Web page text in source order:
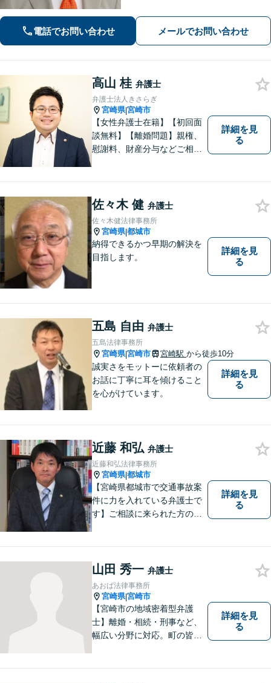
電話でお問い合わせ メールでお問い合わせ
高山 桂 弁護士
弁護士法人きさらぎ
宮崎県|宮崎市
【女性弁護士在籍】【初回面
談無料】【離婚問題】親権、
慰謝料、財産分与などご相談
Eやメールでの対応も可能です
【メガドンキ隣】
詳細を見
る
佐々木 健 弁護士
佐々木健法律事務所
宮崎県|都城市
納得できるかつ早期の解決を
目指します。
詳細を見
る
五島 自由 弁護士
五島法律事務所
宮崎県|宮崎市 宮崎駅 から徒歩10分
誠実さをモットーに依頼者の
お話に丁寧に耳を傾けること
を心がけています。
詳細を見
る
近藤 和弘 弁護士
近藤和弘法律事務所
宮崎県|都城市
【宮崎県都城市で交通事故案
件に力を入れている弁護士で
す】ご相談に来られた方の話
は，依頼者が希望されるベス
トな解決に至るよう最善を尽
くします。お気軽にご相談く
ださい。
詳細を見
る
山田 秀一 弁護士
あおば法律事務所
宮崎県|宮崎市
【宮崎市の地域密着型弁護
士】離婚・相続・刑事など、
幅広い分野に対応。町の皆様
詳細を見
る